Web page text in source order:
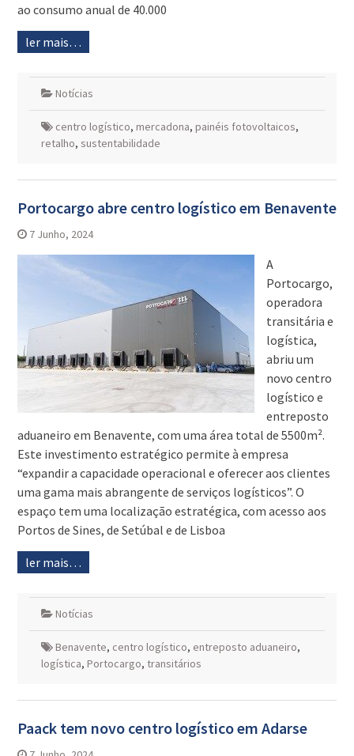
ao consumo anual de 40.000
ler mais…
Notícias
centro logístico, mercadona, painéis fotovoltaicos,
retalho, sustentabilidade
Portocargo abre centro logístico em Benavente
7 Junho, 2024
A
Portocargo,
operadora
transitária e
logística,
abriu um
novo centro
logístico e
entreposto
aduaneiro em Benavente, com uma área total de 5500m².
Este investimento estratégico permite à empresa
“expandir a capacidade operacional e oferecer aos clientes
uma gama mais abrangente de serviços logísticos”. O
espaço tem uma localização estratégica, com acesso aos
Portos de Sines, de Setúbal e de Lisboa
ler mais…
Notícias
Benavente, centro logístico, entreposto aduaneiro,
logística, Portocargo, transitários
Paack tem novo centro logístico em Adarse